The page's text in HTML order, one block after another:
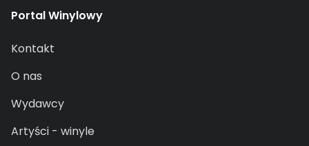
Portal Winylowy
Kontakt
O nas
Wydawcy
Artyści - winyle